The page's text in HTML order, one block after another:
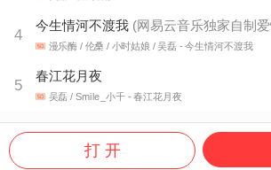
4
今生情河不渡我 (网易云音乐独家自制爱情企
漫乐酶 / 伦桑 / 小时姑娘 / 吴磊 - 今生情河不渡我
5
春江花月夜
吴磊 / Smile_小千 - 春江花月夜
打 开